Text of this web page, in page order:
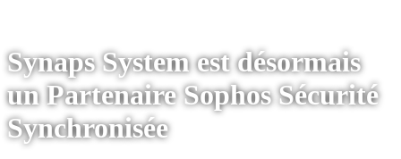
Synaps System est désormais
un Partenaire Sophos Sécurité
Synchronisée